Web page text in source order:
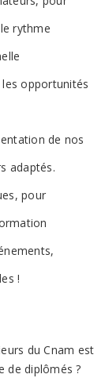
rythme
opportunités
de nos
adaptés.
pour
!
du Cnam est
de diplômés ?